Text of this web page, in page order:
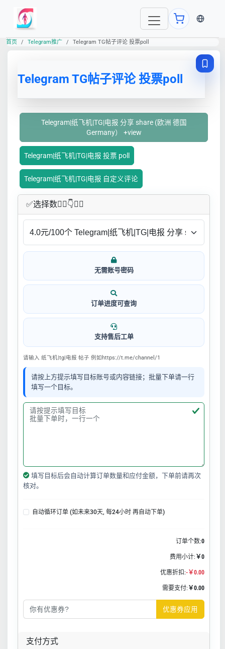
当前语
首页 Telegram推广 Telegram TG帖子评论 投票poll
Telegram TG帖子评论 投票poll
Telegram|纸飞机|TG|电报 分享 share (欧洲 德国
Germany） +view
Telegram|纸飞机|TG|电报 投票 poll
Telegram|纸飞机|TG|电报 自定义评论
✅​选择数👇🏻​​👇👇🏻​​
无需账号密码
订单进度可查询
支持售后工单
请输入 纸飞机|tg|电报 帖子 例如https://t.me/channel/1
请按上方提示填写目标账号或内容链接；批量下单请一行
填写一个目标。
填写目标后会自动计算订单数量和应付金额，下单前请再次
核对。
自动循环订单 (如未来30天, 每24小时 再自动下单)
订单个数:0
费用小计: ￥0
优惠折扣:-￥0.00
需要支付: ￥0.00
优惠券应用
支付方式